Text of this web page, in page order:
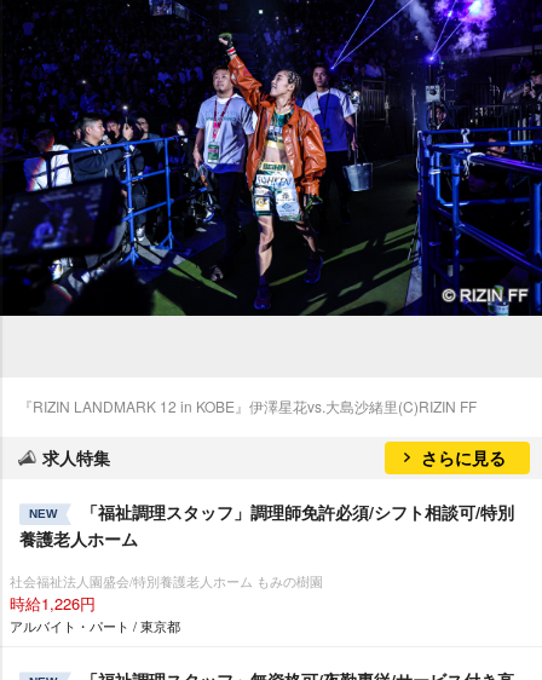
『RIZIN LANDMARK 12 in KOBE』伊澤星花vs.大島沙緒里(C)RIZIN FF
求人特集 さらに見る
NEW
「福祉調理スタッフ」調理師免許必須/シフト相談可/特別
養護老人ホーム
社会福祉法人園盛会/特別養護老人ホーム もみの樹園
時給1,226円
アルバイト・パート / 東京都